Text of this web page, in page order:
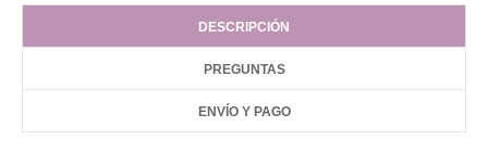
DESCRIPCIÓN
PREGUNTAS
ENVÍO Y PAGO